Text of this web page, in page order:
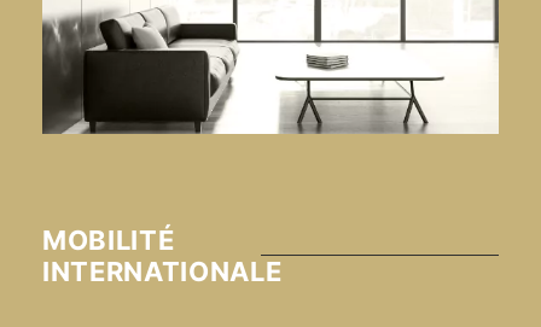
MOBILITÉ
INTERNATIONALE